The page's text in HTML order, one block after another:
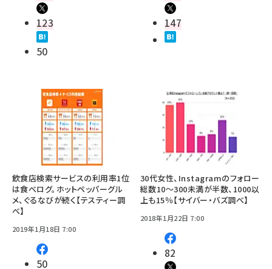
123
50
147
飲食店検索サービスの利用率1位
は食べログ。ホットペッパーグル
メ、ぐるなびが続く【テスティー調
べ】
2019年1月18日 7:00
50
30代女性、Instagramのフォロー
総数10～300未満が半数、1000以
上も15％【サイバー・バズ調べ】
2018年1月22日 7:00
82